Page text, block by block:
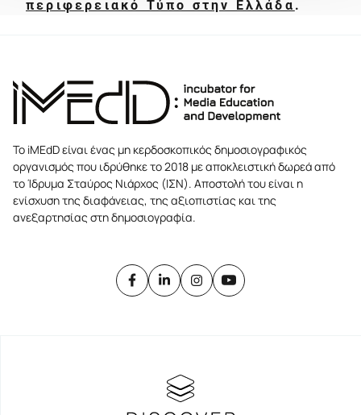
περιφερειακό Τύπο στην Ελλάδα .
Το iMEdD είναι ένας μη κερδοσκοπικός δημοσιογραφικός
οργανισμός που ιδρύθηκε το 2018 με αποκλειστική δωρεά από
το Ίδρυμα Σταύρος Νιάρχος (ΙΣΝ). Αποστολή του είναι η
ενίσχυση της διαφάνειας, της αξιοπιστίας και της
ανεξαρτησίας στη δημοσιογραφία.